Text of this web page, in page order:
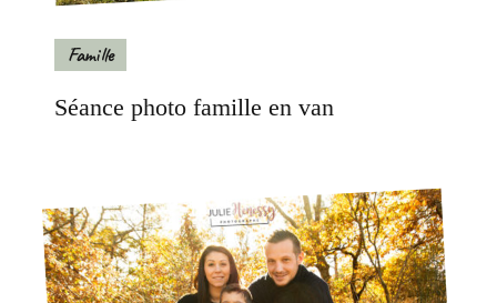
Famille
Séance photo famille en van